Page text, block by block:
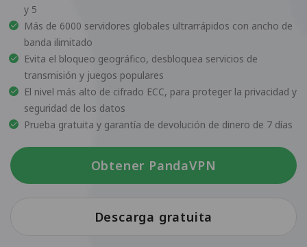
y 5
Más de 6000 servidores globales ultrarrápidos con ancho de
banda ilimitado
Evita el bloqueo geográfico, desbloquea servicios de
transmisión y juegos populares
El nivel más alto de cifrado ECC, para proteger la privacidad y
seguridad de los datos
Prueba gratuita y garantía de devolución de dinero de 7 días
Obtener PandaVPN
Descarga gratuita